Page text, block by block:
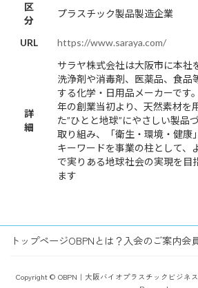
区
分
プラスチック製品製造企業
URL https://www.saraya.com/
詳
細
サラヤ株式会社は大阪市に本社
洗浄剤や消毒剤、医薬品、食品
する化学・日用品メーカーです
年の創業当初より、天然素材を
た”ひとと地球”にやさしい製品
取り組み、「衛生・環境・健康
キーワードを事業の柱として、
で実りある地球社会の実現を目
ます
トップページOBPNとは？ 入会のご案内会
Copyright © OBPN｜大阪バイオプラスチックビジネ